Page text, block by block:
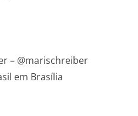
– @marischreiber
em Brasília